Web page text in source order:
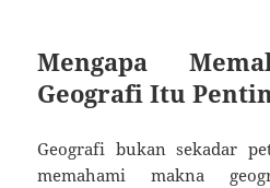
Mengapa
Geografi Itu
Geografi bukan sekadar
memahami makna